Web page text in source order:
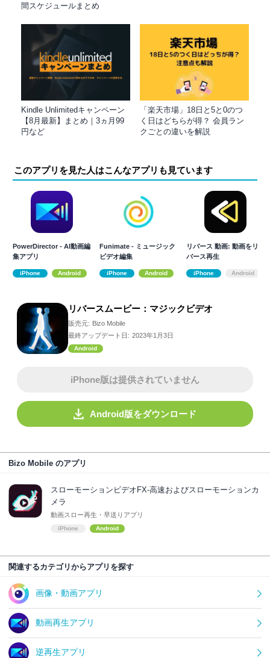
間スケジュールまとめ
Kindle Unlimitedキャンペーン
【8月最新】まとめ｜3ヵ月99
円など
「楽天市場」18日と5と0のつ
く日はどちらが得？ 会員ラン
クごとの違いを解説
このアプリを見た人はこんなアプリも見ています
PowerDirector - AI動画編
集アプリ
iPhone Android
Funimate - ミュージック
ビデオ編集
iPhone Android
リバース 動画: 動画をリ
バース再生
iPhone Android
リバースムービー：マジックビデオ
販売元: Bizo Mobile
最終アップデート日: 2023年1月3日
Android
iPhone版は提供されていません
Android版をダウンロード
Bizo Mobile のアプリ
スローモーションビデオFX-高速およびスローモーションカ
メラ
動画スロー再生・早送りアプリ
iPhone Android
関連するカテゴリからアプリを探す
画像・動画アプリ
動画再生アプリ
逆再生アプリ